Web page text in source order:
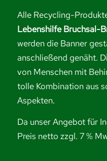
Alle Recycling-
Lebenshilfe Bruchsal-
werden die Banner
anschließend genäht.
von Menschen mit
tolle Kombination aus
Aspekten.
Da unser Angebot für
Preis netto zzgl. 7 %